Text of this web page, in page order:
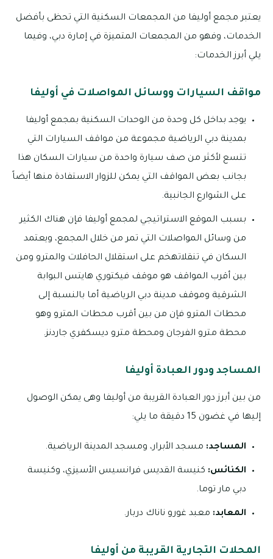
يعتبر مجمع أوليفا من المجمعات السكنية التي تحظى بأفضل
الخدمات، وفهو من المجمعات المتميزة في إمارة دبي، وفيما
يلي أبرز الخدمات:
مواقف السيارات ووسائل المواصلات في أوليفا
يوجد بداخل كل وحدة من الوحدات السكنية بمجمع أوليفا
بمدينة دبي الرياضية مجموعة من مواقف السيارات التي
تتسع لأكثر من صف سيارة واحدة من سيارات السكان هذا
بجانب بعض المواقف التي يمكن للزوار الاستفادة منها أيضاً
على الشوارع الجانبية.
بسبب الموقع الاستراتيجي لمجمع أوليفا فإن هناك الكثير
من وسائل المواصلات التي تمر من خلال المجمع، ويعتمد
السكان في تنقلاتهخم على استقلال الحافلات والمترو ومن
بين أقرب المواقف هو موقف فيكتوري هايتس البوابة
الشرقية وموقف مدينة دبي الرياضية أما بالنسبة إلى
محطات المترو فإن من بين أقرب محطات المترو وهو
محطة مترو الفرجان ومحطة مترو ديسكفري جاردنز.
المساجد ودور العبادة أوليفا
من بين أبرز دور العبادة القريبة من أوليفا وهى يمكن الوصول
إليها في غضون 15 دقيقة ما يلي:
المساجد: مسجد الأبرار، ومسجد المدينة الرياضية.
الكنائس: كنيسة القديس فرانسيس الأسيزي، وكنيسة
دبي مار توما.
المعابد: معبد غورو ناناك دربار.
المحلات التجارية القريبة من أوليفا